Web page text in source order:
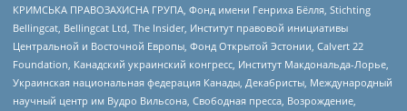
КРИМСЬКА ПРАВОЗАХИСНА ГРУПА, Фонд имени Генриха Бёлля, Stichting
Bellingcat, Bellingcat Ltd, The Insider, Институт правовой инициативы
Центральной и Восточной Европы, Фонд Открытой Эстонии, Calvert 22
Foundation, Канадский украинский конгресс, Институт Макдональда-Лорье,
Украинская национальная федерация Канады, Декабристы, Международный
научный центр им Вудро Вильсона, Свободная пресса, Возрождение,